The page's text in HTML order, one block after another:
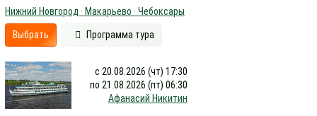
Нижний Новгород · Макарьево · Чебоксары
Выбрать Программа тура
с 20.08.2026 (чт) 17:30
по 21.08.2026 (пт) 06:30
Афанасий Никитин